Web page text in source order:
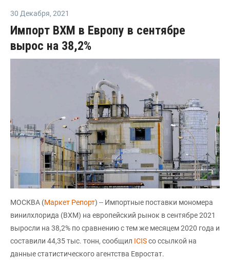
30 Декабря, 2021
Импорт ВХМ в Европу в сентябре
вырос на 38,2%
МОСКВА (Маркет Репорт) -- Импортные поставки мономера
винилхлорида (ВХМ) на европейский рынок в сентябре 2021
выросли на 38,2% по сравнению с тем же месяцем 2020 года и
составили 44,35 тыс. тонн, сообщил ICISсо ссылкой на
данные статистического агентства Евростат.